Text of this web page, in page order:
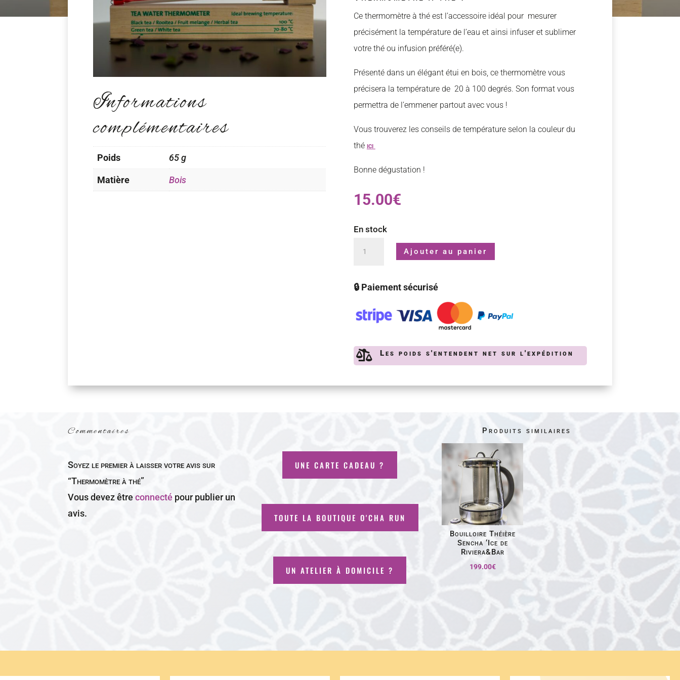
Informations
complémentaires
Poids 65 g
Matière Bois
Ce thermomètre à thé est l’accessoire idéal pour mesurer
précisément la température de l’eau et ainsi infuser et sublimer
votre thé ou infusion préféré(e).
Présenté dans un élégant étui en bois, ce thermomètre vous
précisera la température de 20 à 100 degrés. Son format vous
permettra de l’emmener partout avec vous !
Vous trouverez les conseils de température selon la couleur du
thé ici
Bonne dégustation !
15.00€
En stock
à
thé
Ajouter au panier
🔒 Paiement sécurisé
 Les poids s'entendent net sur l'expédition
Commentaires
Soyez le premier à laisser votre avis sur
“Thermomètre à thé”
Vous devez êtreconnecté pour publier un
avis.
UNE CARTE CADEAU ?
TOUTE LA BOUTIQUE O'CHA RUN
UN ATELIER À DOMICILE ?
Produits similaires
Bouilloire Théière
Sencha ‘Ice de
Riviera&Bar
199.00€